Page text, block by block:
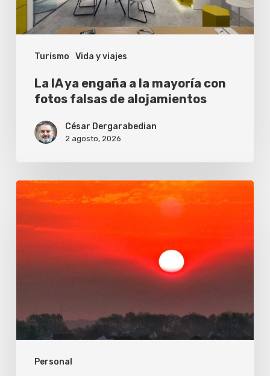
Turismo Vida y viajes
fotos
falsas
alojamientos
La IA ya engaña a la mayoría con
fotos falsas de alojamientos
César Dergarabedian
2 agosto, 2026
Personal
Todos
días
(te
doy